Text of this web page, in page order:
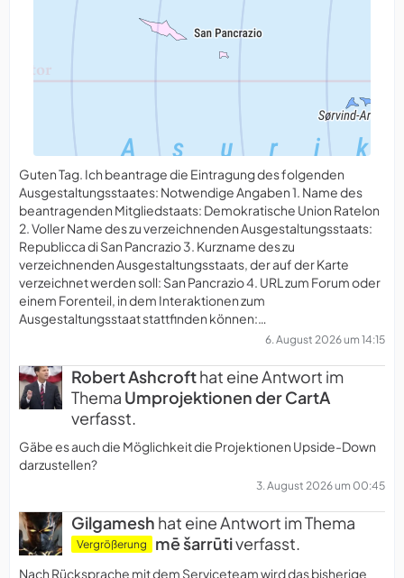
Guten Tag. Ich beantrage die Eintragung des folgenden
Ausgestaltungsstaates: Notwendige Angaben 1. Name des
beantragenden Mitgliedstaats: Demokratische Union Ratelon
2. Voller Name des zu verzeichnenden Ausgestaltungsstaats:
Republicca di San Pancrazio 3. Kurzname des zu
verzeichnenden Ausgestaltungsstaats, der auf der Karte
verzeichnet werden soll: San Pancrazio 4. URL zum Forum oder
einem Forenteil, in dem Interaktionen zum
Ausgestaltungsstaat stattfinden können:…
6. August 2026 um 14:15
Robert Ashcrofthat eine Antwort im
Thema Umprojektionen der CartA
verfasst.
Gäbe es auch die Möglichkeit die Projektionen Upside-Down
darzustellen?
3. August 2026 um 00:45
Gilgamesh hat eine Antwort im Thema
Vergrößerung mē šarrūtiverfasst.
Nach Rücksprache mit dem Serviceteam wird das bisherige